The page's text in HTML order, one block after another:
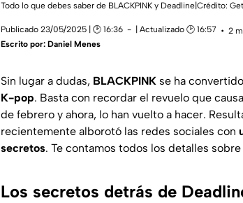
Todo lo que debes saber de BLACKPINK y Deadline|Crédito:
Publicado 23/05/2025 | 🕑 16:36 | Actualizado 🕑 16:57
2
Escrito por: Daniel Menes
Sin lugar a dudas, BLACKPINK se ha
K-pop. Basta con recordar el revuelo que
de febrero y ahora, lo han vuelto a hacer.
recientemente alborotó las redes sociales con
secretos. Te contamos todos los detalles
Los secretos detrás de